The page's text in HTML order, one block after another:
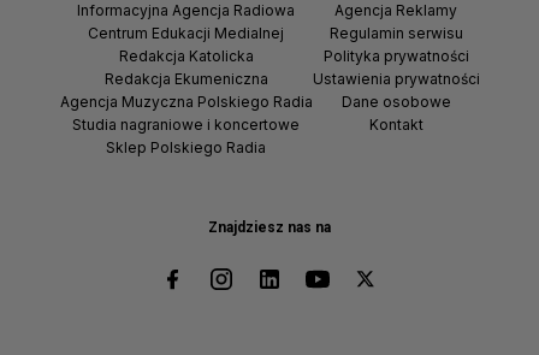
Znajdziesz nas na
Informacyjna Agencja Radiowa
Centrum Edukacji Medialnej
Redakcja Katolicka
Redakcja Ekumeniczna
Agencja Muzyczna Polskiego Radia
Studia nagraniowe i koncertowe
Sklep Polskiego Radia
Agencja Reklamy
Regulamin serwisu
Polityka prywatności
Ustawienia prywatności
Dane osobowe
Kontakt